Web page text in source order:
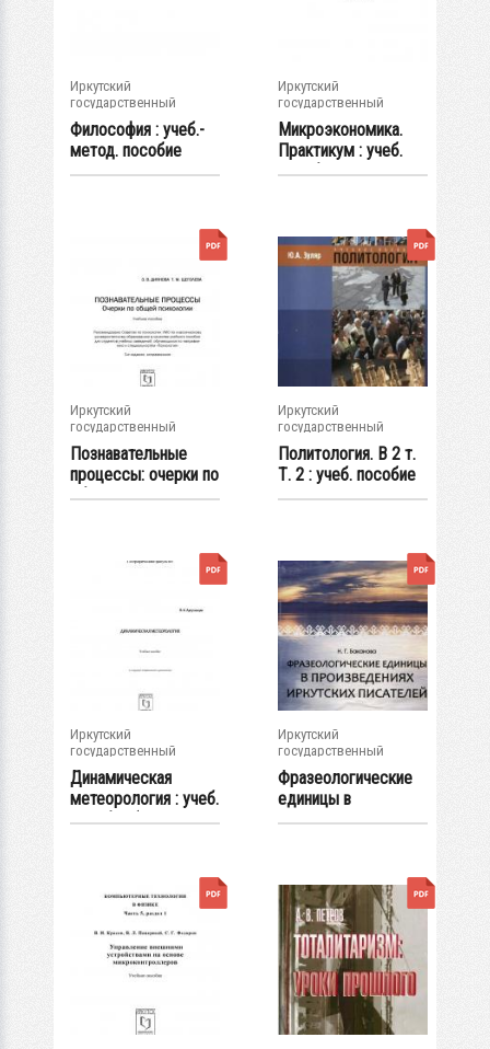
Иркутский
государственный
университет
Философия : учеб.-
метод. пособие
Иркутский
государственный
университет
Микроэкономика.
Практикум : учеб.
пособие
Иркутский
государственный
университет
Познавательные
процессы: очерки по
общей...
Иркутский
государственный
университет
Политология. В 2 т.
Т. 2 : учеб. пособие
Иркутский
государственный
университет
Динамическая
метеорология : учеб.
пособие (2-е...
Иркутский
государственный
университет
Фразеологические
единицы в
произведениях...